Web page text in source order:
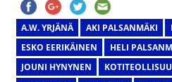
A.W. YRJÄNÄ AKI PALSANMÄKI
ESKO EERIKÄINEN
HELI
JOUNI HYNYNEN